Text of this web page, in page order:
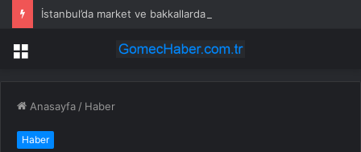
Menü
Anasayfa / Haber
Haber